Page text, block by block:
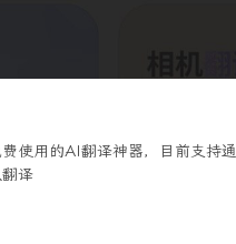
使用的AI翻译神器，目前支持通
译